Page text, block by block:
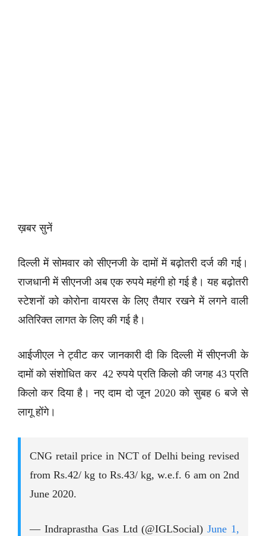
ख़बर सुनें
दिल्ली में सोमवार को सीएनजी के दामों में बढ़ोतरी दर्ज की गई।
राजधानी में सीएनजी अब एक रुपये महंगी हो गई है। यह बढ़ोतरी
स्टेशनों को कोरोना वायरस के लिए तैयार रखने में लगने वाली
अतिरिक्त लागत के लिए की गई है।
आईजीएल ने ट्वीट कर जानकारी दी कि दिल्ली में सीएनजी के
दामों को संशोधित कर 42 रुपये प्रति किलो की जगह 43 प्रति
किलो कर दिया है। नए दाम दो जून 2020 को सुबह 6 बजे से
लागू होंगे।
CNG retail price in NCT of Delhi being revised
from Rs.42/ kg to Rs.43/ kg, w.e.f. 6 am on 2nd
June 2020.
— Indraprastha Gas Ltd (@IGLSocial)June 1,